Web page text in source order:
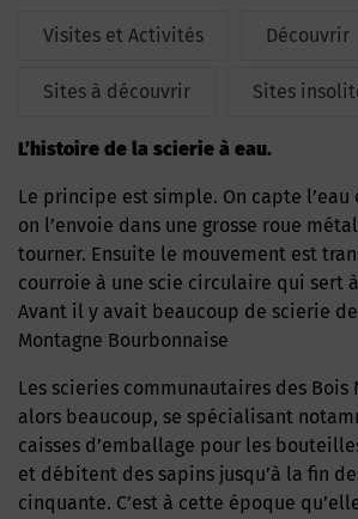
Visites et Activités Découvrir
Sites à découvrir Sites
L’histoire de la scierie à eau.
Le principe est simple. On capte l’eau d’un petit étang,
on l’envoie dans une grosse roue
tourner. Ensuite le mouvement est
courroie à une scie circulaire qui sert
Avant il y avait beaucoup de scierie
Montagne Bourbonnaise
Les scieries communautaires des Bois Noirs produisent
alors beaucoup, se spécialisant
caisses d’emballage pour les
et débitent des sapins jusqu’à la fin
cinquante. C’est à cette époque